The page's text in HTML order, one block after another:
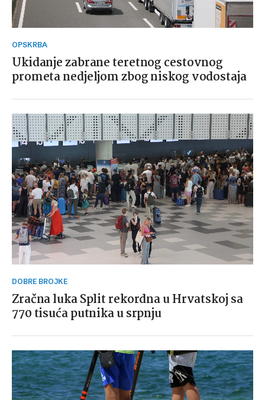
OPSKRBA
Ukidanje zabrane teretnog cestovnog
prometa nedjeljom zbog niskog vodostaja
DOBRE BROJKE
Zračna luka Split rekordna u Hrvatskoj sa
770 tisuća putnika u srpnju